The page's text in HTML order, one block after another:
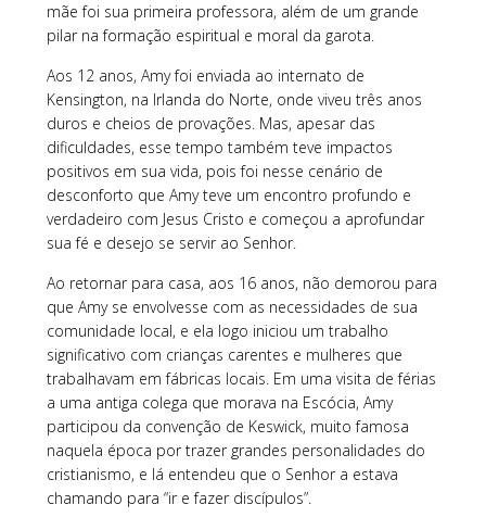
mãe foi sua primeira professora, além de um grande
pilar na formação espiritual e moral da garota.
Aos 12 anos, Amy foi enviada ao internato de
Kensington, na Irlanda do Norte, onde viveu três anos
duros e cheios de provações. Mas, apesar das
dificuldades, esse tempo também teve impactos
positivos em sua vida, pois foi nesse cenário de
desconforto que Amy teve um encontro profundo e
verdadeiro com Jesus Cristo e começou a aprofundar
sua fé e desejo se servir ao Senhor.
Ao retornar para casa, aos 16 anos, não demorou para
que Amy se envolvesse com as necessidades de sua
comunidade local, e ela logo iniciou um trabalho
significativo com crianças carentes e mulheres que
trabalhavam em fábricas locais. Em uma visita de férias
a uma antiga colega que morava na Escócia, Amy
participou da convenção de Keswick, muito famosa
naquela época por trazer grandes personalidades do
cristianismo, e lá entendeu que o Senhor a estava
chamando para “ir e fazer discípulos”.